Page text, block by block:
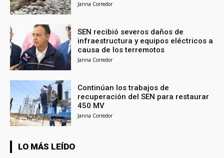
Janna Corredor
SEN recibió severos daños de
infraestructura y equipos eléctricos a
causa de los terremotos
Janna Corredor
Continúan los trabajos de
recuperación del SEN para restaurar
450 MV
Janna Corredor
LO MÁS LEÍDO